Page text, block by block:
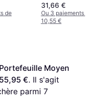
de
31,66 €
Ou 3 paiements
10,55 €
Moyen
55,95 €. Il s'agit
parmi 7